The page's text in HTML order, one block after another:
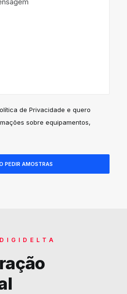
de Privacidade e quero
sobre equipamentos,